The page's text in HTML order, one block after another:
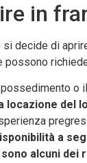
in
si decide di
possono
possedimento o il
locazione del
a
alcuni dei